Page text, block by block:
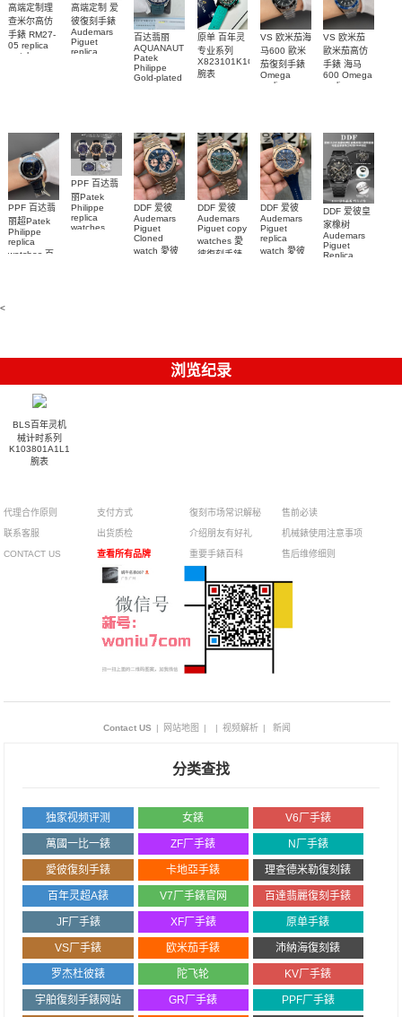
高端定制理
查米尔高仿
手錶 RM27-
05 replica
watch
高端定制 爱
彼復刻手錶
Audemars
Piguet
replica
26579CB.OO.1225CB.01
百达翡丽
AQUANAUT
Patek
Philippe
Gold-plated
001包金真
钻 腕表
原单 百年灵
专业系列
X823101K1C1S1
腕表
VS 欧米茄海
马600 歐米
茄復刻手錶
Omega
replica
VS 欧米茄
歐米茄高仿
手錶 海马
600 Omega
replica
PPF 百达翡
丽超Patek
Philippe
replica
watches 百
PPF 百达翡
丽Patek
Philippe
replica
watches
DDF 爱彼
Audemars
Piguet
Cloned
watch 愛彼
DDF 爱彼
Audemars
Piguet copy
watches 愛
彼復刻手錶
DDF 爱彼
Audemars
Piguet
replica
watch 愛彼
DDF 爱彼皇
家橡树
Audemars
Piguet
Replica
<
浏览纪录
BLS百年灵机
械计时系列
K103801A1L1K1
腕表
代理合作原则
联系客服
CONTACT US
支付方式
出货质检
查看所有品牌
復刻市场常识解秘
介绍朋友有好礼
重要手錶百科
售前必读
机械錶使用注意事项
售后维修细则
Contact US 网站地图 视频解析 新闻
分类查找
独家视频评测 女錶 V6厂手錶
萬國一比一錶 ZF厂手錶 N厂手錶
愛彼復刻手錶 卡地亞手錶 理查德米勒復刻錶
百年灵超A錶 V7厂手錶官网 百達翡麗復刻手錶
JF厂手錶 XF厂手錶 原单手錶
VS厂手錶 欧米茄手錶 沛納海復刻錶
罗杰杜彼錶 陀飞轮 KV厂手錶
宇舶復刻手錶网站 GR厂手錶 PPF厂手錶